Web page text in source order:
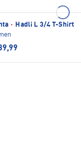
·
Hadli L 3/4 T-Shirt